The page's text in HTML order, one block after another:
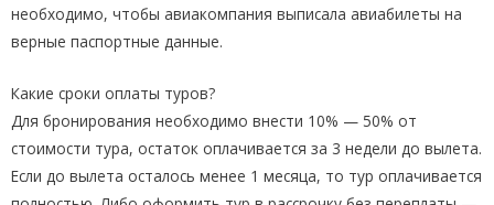
необходимо, чтобы авиакомпания выписала авиабилеты на
верные паспортные данные.
Какие сроки оплаты туров?
Для бронирования необходимо внести 10% — 50% от
стоимости тура, остаток оплачивается за 3 недели до вылета.
Если до вылета осталось менее 1 месяца, то тур оплачивается